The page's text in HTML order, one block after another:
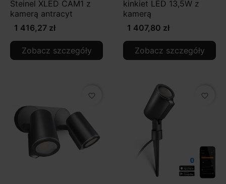
Steinel XLED CAM1 z
kamerą antracyt
1 416,27 zł
Zobacz szczegóły
kinkiet LED 13,5W z
kamerą
1 407,80 zł
Zobacz szczegóły
favorite_border favorite_border